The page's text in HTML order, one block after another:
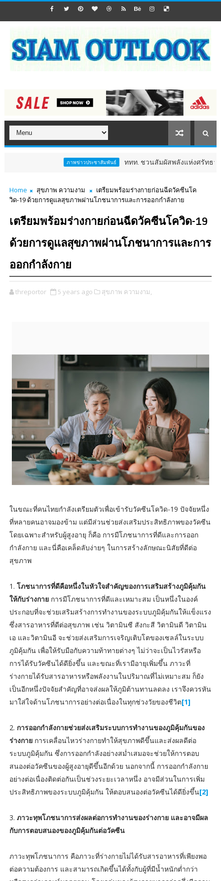
ภาพข่าวประชาสัมพันธ์ ททท. ชวนสัมผัสพลังแห่งศรัทธา ร่วมงาน "
Home สุขภาพ ความงาม
เตรียมพร้อมร่างกายก่อนฉีดวัคซีนโค
วิด-19 ด้วยการดูแลสุขภาพผ่านโภชนาการและการออกกำลังกาย
เตรียมพร้อมร่างกายก่อนฉีดวัคซีนโควิด-19
ด้วยการดูแลสุขภาพผ่านโภชนาการและการ
ออกกำลังกาย
threportor 5 years ago สุขภาพ ความงาม,
ในขณะที่คนไทยกำลังเตรียมตัวเพื่อเข้ารับวัคซีนโควิด-19 ปัจจัยหนึ่ง
ที่หลายคนอาจมองข้าม แต่มีส่วนช่วยส่งเสริมประสิทธิภาพของวัคซีน
โดยเฉพาะสำหรับผู้สูงอายุ ก็คือ การมีโภชนาการที่ดีและการออก
กำลังกาย และนี่คือเคล็ดลับง่ายๆ ในการสร้างลักษณะนิสัยที่ดีต่อ
สุขภาพ
1. โภชนาการที่ดีคือหนึ่งในหัวใจสำคัญของการเสริมสร้างภูมิคุ้มกัน
ให้กับร่างกาย การมีโภชนาการที่ดีและเหมาะสม เป็นหนึ่งในองค์
ประกอบที่จะช่วยเสริมสร้างการทำงานของระบบภูมิคุ้มกันให้แข็งแรง
ซึ่งสารอาหารที่ดีต่อสุขภาพ เช่น วิตามินซี สังกะสี วิตามินดี วิตามิน
เอ และวิตามินอี จะช่วยส่งเสริมการเจริญเติบโตของเซลล์ในระบบ
ภูมิคุ้มกัน เพื่อให้รับมือกับความท้าทายต่างๆ ไม่ว่าจะเป็นไวรัสหรือ
การได้รับวัคซีนได้ดียิ่งขึ้น และขณะที่เรามีอายุเพิ่มขึ้น ภาวะที่
ร่างกายได้รับสารอาหารหรือพลังงานในปริมาณที่ไม่เหมาะสม ก็ยัง
เป็นอีกหนึ่งปัจจัยสำคัญที่อาจส่งผลให้ภูมิต้านทานลดลง เราจึงควรหัน
มาใส่ใจด้านโภชนาการอย่างต่อเนื่องในทุกช่วงวัยของชีวิต[1]
2. การออกกำลังกายช่วยส่งเสริมระบบการทำงานของภูมิคุ้มกันของ
ร่างกาย การเคลื่อนไหวร่างกายทำให้สุขภาพดีขึ้นและส่งผลดีต่อ
ระบบภูมิคุ้มกัน ซึ่งการออกกำลังอย่างสม่ำเสมอจะช่วยให้การตอบ
สนองต่อวัคซีนของผู้สูงอายุดีขึ้นอีกด้วย นอกจากนี้ การออกกำลังกาย
อย่างต่อเนื่องติดต่อกันเป็นช่วงระยะเวลาหนึ่ง อาจมีส่วนในการเพิ่ม
ประสิทธิภาพของระบบภูมิคุ้มกัน ให้ตอบสนองต่อวัคซีนได้ดียิ่งขึ้น[2]
3. ภาวะทุพโภชนาการส่งผลต่อการทำงานของร่างกาย และอาจมีผล
กับการตอบสนองของภูมิคุ้มกันต่อวัคซีน
ภาวะทุพโภชนาการ คือภาวะที่ร่างกายไม่ได้รับสารอาหารที่เพียงพอ
ต่อความต้องการ และสามารถเกิดขึ้นได้ทั้งกับผู้ที่มีน้ำหนักต่ำกว่า